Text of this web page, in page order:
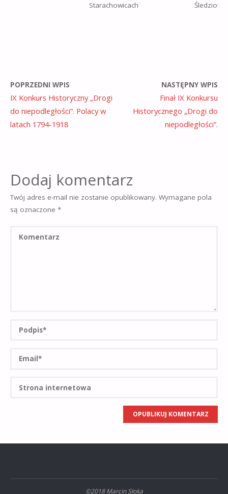
Starachowicach
POPRZEDNI WPIS
IX Konkurs Historyczny „Drogi
do niepodległości”. Polacy w
latach 1794-1918
NASTĘPNY WPIS
Finał IX Konkursu
Historycznego „Drogi do
niepodległości”.
Dodaj komentarz
Twój adres e-mail nie zostanie opublikowany. Wymagane pola
są oznaczone*
©2018 Marcin Słoka